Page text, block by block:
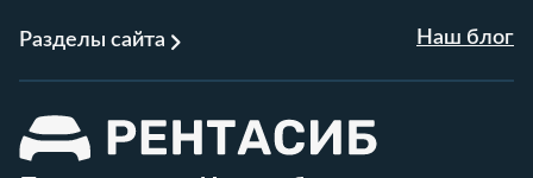
Разделы сайта Наш блог